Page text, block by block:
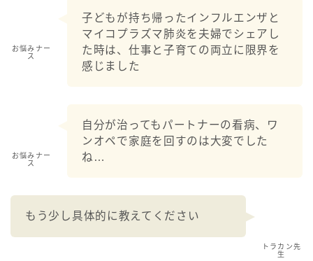
お悩みナー
ス
子どもが持ち帰ったインフルエンザと
マイコプラズマ肺炎を夫婦でシェアし
た時は、仕事と子育ての両立に限界を
感じました
お悩みナー
ス
自分が治ってもパートナーの看病、ワ
ンオペで家庭を回すのは大変でした
ね…
トラカン先
生
もう少し具体的に教えてください